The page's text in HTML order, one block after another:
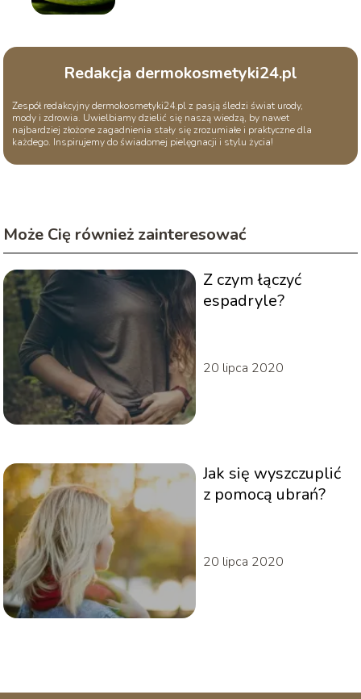
Redakcja dermokosmetyki24.pl
Zespół redakcyjny dermokosmetyki24.pl z pasją śledzi świat urody,
mody i zdrowia. Uwielbiamy dzielić się naszą wiedzą, by nawet
najbardziej złożone zagadnienia stały się zrozumiałe i praktyczne dla
każdego. Inspirujemy do świadomej pielęgnacji i stylu życia!
Może Cię również zainteresować
Z czym łączyć
espadryle?
20 lipca 2020
Jak się wyszczuplić
z pomocą ubrań?
20 lipca 2020